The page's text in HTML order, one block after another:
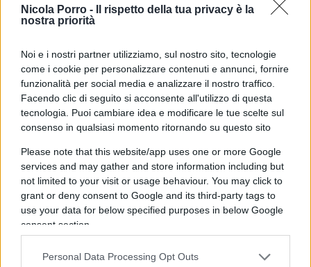
Nicola Porro -
Il rispetto della tua privacy è la
nostra priorità
Noi e i nostri partner utilizziamo, sul nostro sito, tecnologie
come i cookie per personalizzare contenuti e annunci, fornire
funzionalità per social media e analizzare il nostro traffico.
Facendo clic di seguito si acconsente all'utilizzo di questa
tecnologia. Puoi cambiare idea e modificare le tue scelte sul
consenso in qualsiasi momento ritornando su questo sito
Please note that this website/app uses one or more Google
services and may gather and store information including but
not limited to your visit or usage behaviour. You may click to
grant or deny consent to Google and its third-party tags to
use your data for below specified purposes in below Google
consent section.
Personal Data Processing Opt Outs
confrontati con quanto accade fuori dall’Europa.
Leggi anche:
Green Deal: l’auto muore, Bruxelles prospera e
i giornaloni applaudono
bruciato 55 miliardi
Stellantis ammette la catastrofe: così l’elettrico
ha affossato l’azienda
Nel resto del mondo l’elettriconon avanza,